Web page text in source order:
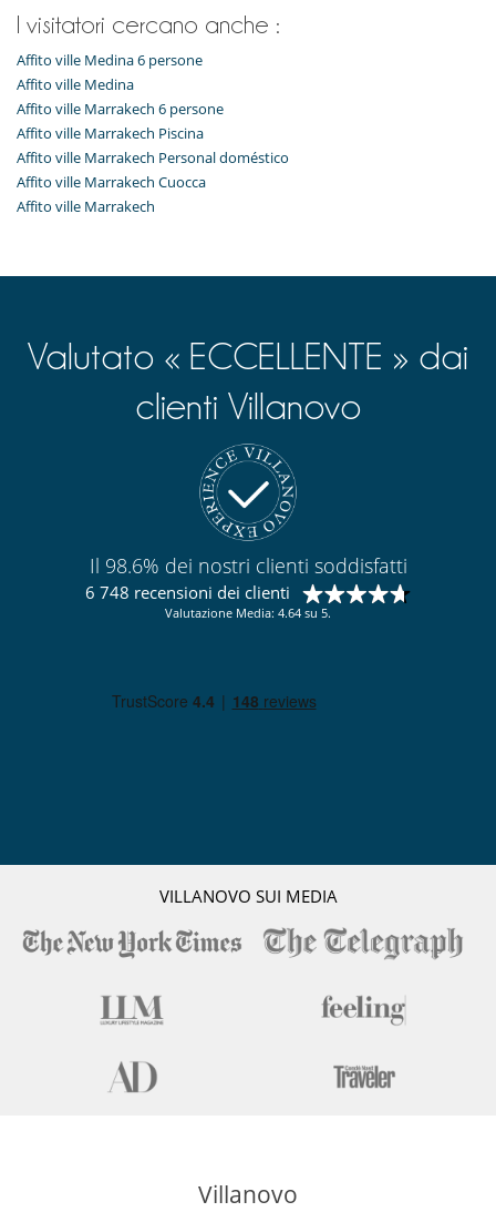
I visitatori cercano anche :
Affito ville Medina 6 persone
Affito ville Medina
Affito ville Marrakech 6 persone
Affito ville Marrakech Piscina
Affito ville Marrakech Personal doméstico
Affito ville Marrakech Cuocca
Affito ville Marrakech
Valutato « ECCELLENTE » dai
clienti Villanovo
Il 98.6% dei nostri clienti soddisfatti
6 748 recensioni dei clienti
Valutazione Media: 4.64 su 5.
VILLANOVO SUI MEDIA
Villanovo